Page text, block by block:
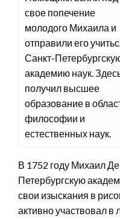
свое попечение
молодого Михаила и
отправили его
Санкт-
академию наук.
получил высшее
образование в
философии и
естественных наук.
В 1752 году Михаил
Петербургскую
свои изыскания в
активно участвовал в